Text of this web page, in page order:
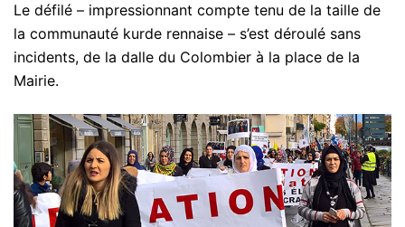
Le défilé – impressionnant compte tenu de la taille de
la communauté kurde rennaise – s’est déroulé sans
incidents, de la dalle du Colombier à la place de la
Mairie.